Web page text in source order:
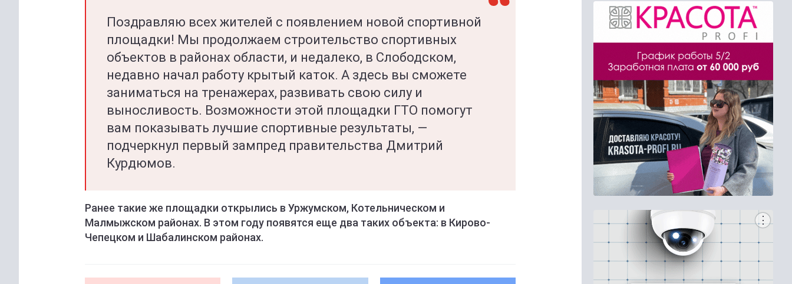
Поздравляю всех жителей с появлением новой спортивной
площадки! Мы продолжаем строительство спортивных
объектов в районах области, и недалеко, в Слободском,
недавно начал работу крытый каток. А здесь вы сможете
заниматься на тренажерах, развивать свою силу и
выносливость. Возможности этой площадки ГТО помогут
вам показывать лучшие спортивные результаты, —
подчеркнул первый зампред правительства Дмитрий
Курдюмов.
Ранее такие же площадки открылись в Уржумском, Котельническом и
Малмыжском районах. В этом году появятся еще два таких объекта: в Кирово-
Чепецком и Шабалинском районах.